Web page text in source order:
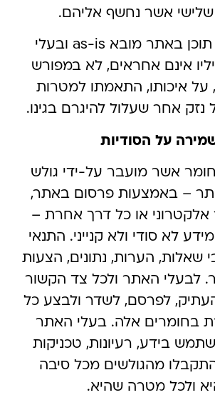
שלישי אשר נחשף אליהם.
יודגש כי כל תוכן באתר מובא as-is ובעלי
אינם אחראים, לא במפורש
על איכותו, התאמתו למטרות
נזק אחר שעלול להיגרם בגינו.
על הסודיות
חומר אשר מועבר על-ידי גולש
– באמצעות פרסום באתר,
אלקטרוני או כל דרך אחרת –
לא סודי ולא קנייני. התנאי
שאלות, הערות, נתונים, הצעות
לבעלי האתר ולכל צד הקשור
לפרסם, לשדר ולבצע כל
בחומרים אלה. בעלי האתר
בידע, רעיונות, טכניקות
מהגולשים מכל סיבה
ולכל מטרה שהיא.